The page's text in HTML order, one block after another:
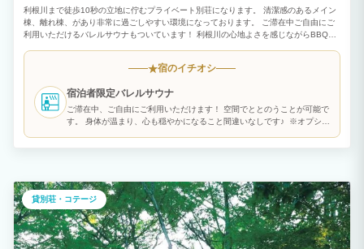
利根川まで徒歩10秒の立地に佇むプライベート別荘になります。 清潔感のあるメイン
棟、離れ棟、があり非常に過ごしやすい環境になっております。 ご滞在中ご自由にご
利用いただけるバレルサウナもついています！ 利根川の心地よさを感じながらBBQも
★宿のイチオシ
宿泊者限定バレルサウナ
ご滞在中、ご自由にご利用いただけます！ 空間でととのうことが可能で
す。 身体が温まり、心も穏やかになること間違いなしです♪ ※オプショ
貸別荘・コテージ